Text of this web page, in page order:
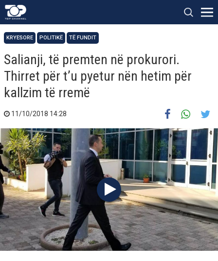
KRYESORE POLITIKË TË FUNDIT
Salianji, të premten në prokurori.
Thirret për t’u pyetur nën hetim për
kallzim të rremë
11/10/2018 14:28